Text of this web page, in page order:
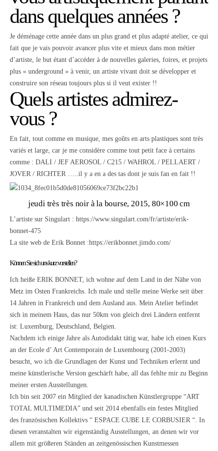
dans quelques années ?
Je déménage cette année dans un plus grand et plus adapté atelier, ce qui
fait que je vais pouvoir avancer plus vite et mieux dans mon métier
d’artiste, le but étant d’accéder à de nouvelles galeries, foires, et projets
plus « underground » à venir, un artiste vivant doit se développer et
construire son réseau toujours plus si il veut exister !!
Quels artistes admirez-
vous ?
En fait, tout comme en musique, mes goûts en arts plastiques sont très
variés et large, car je me considère comme tout petit face à certains
comme : DALI / JEF AEROSOL / C215 / WAHROL / PELLAERT /
JOVER / RICHTER …..il y a en a des tas dont je suis fan en fait !!
jeudi très très noir à la bourse, 2015, 80×100 cm
L’artiste sur Singulart : https://www.singulart.com/fr/artiste/erik-
bonnet-475
La site web de Erik Bonnet :https://erikbonnet.jimdo.com/
Können Sie sich uns kurz vorstellen?
Ich heiße ERIK BONNET, ich wohne auf dem Land in der Nähe von
Metz im Osten Frankreichs. Ich male und stelle meine Werke seit über
14 Jahren in Frankreich und dem Ausland aus. Mein Atelier befindet
sich in meinem Haus, das nur 50km von gleich drei Ländern entfernt
ist: Luxemburg, Deutschland, Belgien.
Nachdem ich einige Jahre als Autodidakt tätig war, habe ich einen Kurs
an der Ecole d’ Art Contemporain de Luxembourg (2001-2003)
besucht, wo ich die Grundlagen der Kunst und Techniken erlernt und
meine künstlerische Version geschärft habe, all das fehlte mir zu Beginn
meiner ersten Ausstellungen.
Ich bin seit 2007 ein Mitglied der kanadischen Künstlergruppe “ART
TOTAL MULTIMEDIA” und seit 2014 ebenfalls ein festes Mitglied
des französischen Kollektivs “ ESPACE CUBE LE CORBUSIER “. In
diesen veranstalten wir eigenständig Ausstellungen, an denen wir vor
allem mit größeren Ständen an zeitgenössischen Kunstmessen